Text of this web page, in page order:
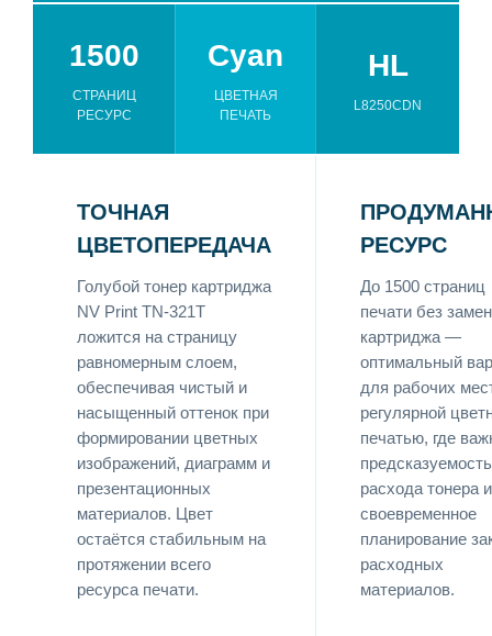
1500
СТРАНИЦ
РЕСУРС
Cyan
ЦВЕТНАЯ
ПЕЧАТЬ
HL
L8250CDN
ТОЧНАЯ
ЦВЕТОПЕРЕДАЧА
Голубой тонер картриджа
NV Print TN-321T
ложится на страницу
равномерным слоем,
обеспечивая чистый и
насыщенный оттенок при
формировании цветных
изображений, диаграмм и
презентационных
материалов. Цвет
остаётся стабильным на
протяжении всего
ресурса печати.
РЕСУРС
До 1500 страниц
печати без
картриджа —
оптимальный
для рабочих
регулярной
печатью, где
предсказуемость
расхода тонера и
своевременное
планирование
расходных
материалов.